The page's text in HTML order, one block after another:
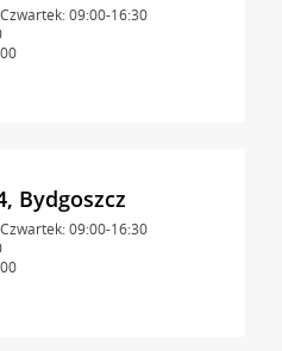
09:00-16:30
Bydgoszcz
09:00-16:30